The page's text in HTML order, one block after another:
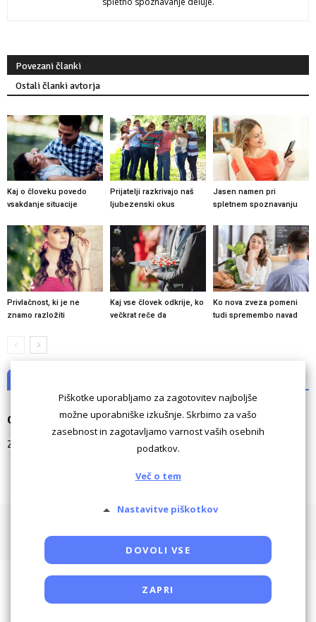
Povezani članki
Ostali članki avtorja
Kaj o človeku povedo
vsakdanje situacije
Prijatelji razkrivajo naš
ljubezenski okus
Jasen namen pri
spletnem spoznavanju
Privlačnost, ki je ne
znamo razložiti
Kaj vse človek odkrije, ko
večkrat reče da
Ko nova zveza pomeni
tudi spremembo navad
Odgovori
Za komentiranje morate bitiprijavljeni
Piškotke uporabljamo za zagotovitev najboljše
možne uporabniške izkušnje. Skrbimo za vašo
zasebnost in zagotavljamo varnost vaših osebnih
podatkov.
Več o tem
Nastavitve piškotkov
DOVOLI VSE
ZAPRI